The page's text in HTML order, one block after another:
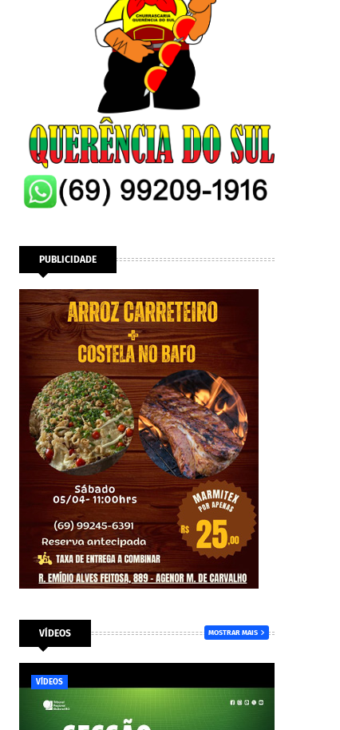
PUBLICIDADE
VÍDEOS MOSTRAR MAIS
VÍDEOS